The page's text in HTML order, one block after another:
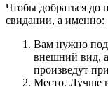
Чтобы добраться до
свидании, а именно:
Вам нужно
внешний вид,
произведут
Место. Лучше